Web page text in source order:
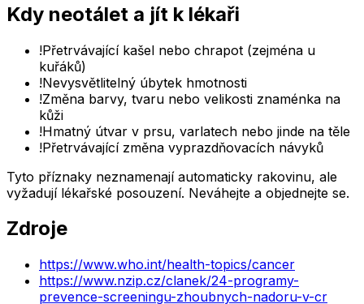
Kdy neotálet a jít k lékaři
!Přetrvávající kašel nebo chrapot (zejména u
kuřáků)
!Nevysvětlitelný úbytek hmotnosti
!Změna barvy, tvaru nebo velikosti znaménka na
kůži
!Hmatný útvar v prsu, varlatech nebo jinde na těle
!Přetrvávající změna vyprazdňovacích návyků
Tyto příznaky neznamenají automaticky rakovinu, ale
vyžadují lékařské posouzení. Neváhejte a objednejte se.
Zdroje
https://www.who.int/health-topics/cancer
https://www.nzip.cz/clanek/24-programy-
prevence-screeningu-zhoubnych-nadoru-v-cr